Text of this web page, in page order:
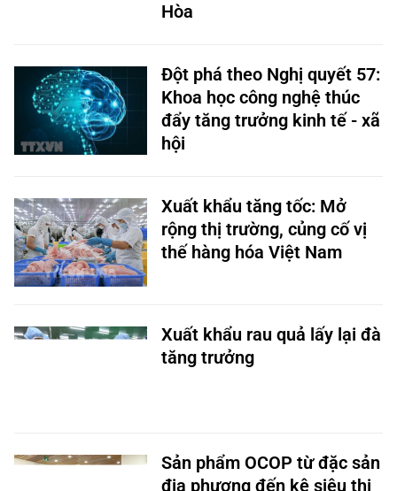
Hòa
Đột phá theo Nghị quyết 57:
Khoa học công nghệ thúc
đẩy tăng trưởng kinh tế - xã
hội ​
Xuất khẩu tăng tốc: Mở
rộng thị trường, củng cố vị
thế hàng hóa Việt Nam
Xuất khẩu rau quả lấy lại đà
tăng trưởng
Sản phẩm OCOP từ đặc sản
địa phương đến kệ siêu thị